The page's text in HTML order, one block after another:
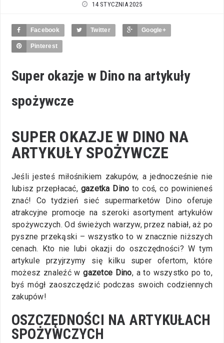
14 STYCZNIA 2025
Facebook Twitter Google+
Pinterest
Super okazje w Dino na artykuły
spożywcze
SUPER OKAZJE W DINO NA
ARTYKUŁY SPOŻYWCZE
Jeśli jesteś miłośnikiem zakupów, a jednocześnie nie
lubisz przepłacać, gazetka Dino to coś, co powinieneś
znać! Co tydzień sieć supermarketów Dino oferuje
atrakcyjne promocje na szeroki asortyment artykułów
spożywczych. Od świeżych warzyw, przez nabiał, aż po
pyszne przekąski – wszystko to w znacznie niższych
cenach. Kto nie lubi okazji do oszczędności? W tym
artykule przyjrzymy się kilku super ofertom, które
możesz znaleźć wgazetce Dino, a to wszystko po to,
byś mógł zaoszczędzić podczas swoich codziennych
zakupów!
OSZCZĘDNOŚCI NA ARTYKUŁACH
SPOŻYWCZYCH